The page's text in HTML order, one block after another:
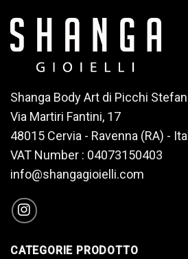
Shanga Body Art di Picchi
Via Martiri Fantini, 17
48015 Cervia - Ravenna (RA) -
VAT Number : 04073150403
info@shangagioielli.com
CATEGORIE PRODOTTO